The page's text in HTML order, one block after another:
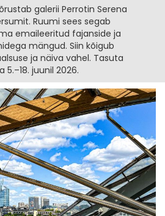
galerii Perrotin Serena
Ruumi sees segab
emaileeritud fajanside ja
mängud. Siin kõigub
ja näiva vahel. Tasuta
juunil 2026.